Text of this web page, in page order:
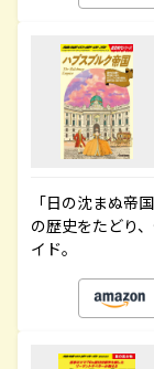
「日の沈まぬ帝
の歴史をたどり
イド。